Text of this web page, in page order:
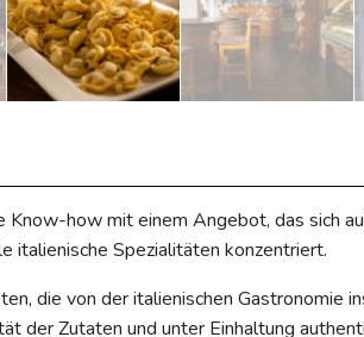
how mit einem Angebot, das sich
italienische Spezialitäten konzentriert.
die von der italienischen Gastronomie
der Zutaten und unter Einhaltung